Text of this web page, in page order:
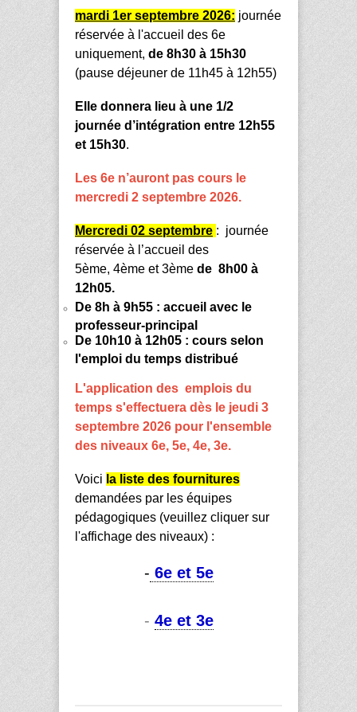
mardi 1er septembre 2026: journée
réservée à l'accueil des 6e
uniquement, de 8h30 à 15h30
(pause déjeuner de 11h45 à 12h55)
Elle donnera lieu à une 1/2
journée d’intégration entre 12h55
et 15h30.
Les 6e n’auront pas cours le
mercredi 2 septembre 2026.
Mercredi 02 septembre : journée
réservée à l’accueil des
5ème, 4ème et 3ème de 8h00 à
12h05.
De 8h à 9h55 : accueil avec le
professeur-principal
De 10h10 à 12h05 : cours selon
l'emploi du temps distribué
L'application des emplois du
temps s'effectuera dès le jeudi 3
septembre 2026 pour l'ensemble
des niveaux 6e, 5e, 4e, 3e.
Voici la liste des fournitures
demandées par les équipes
pédagogiques (veuillez cliquer sur
l'affichage des niveaux) :
- 6e et 5e
- 4e et 3e